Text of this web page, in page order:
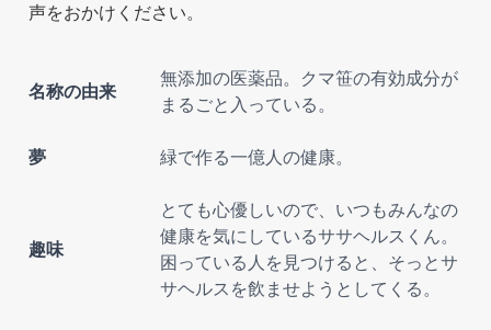
声をおかけください。
名称の由来
無添加の医薬品。クマ笹の有効成分が
まるごと入っている。
夢 緑で作る一億人の健康。
趣味
とても心優しいので、いつもみんなの
健康を気にしているササヘルスくん。
困っている人を見つけると、そっとサ
サヘルスを飲ませようとしてくる。